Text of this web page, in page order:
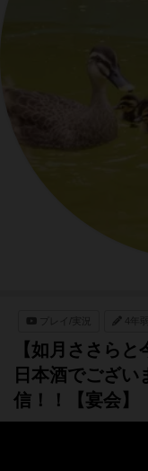
4年
【如月ささら
日本酒でござ
信！！【宴会】